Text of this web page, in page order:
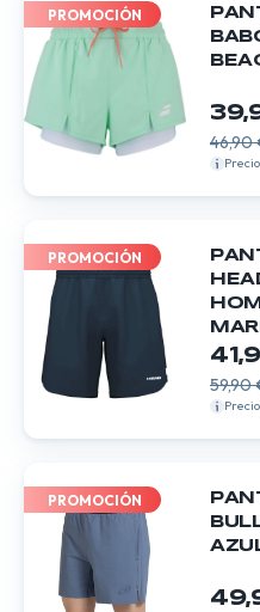
PROMOCIÓN
46,90
PROMOCIÓN
59,90
PROMOCIÓN